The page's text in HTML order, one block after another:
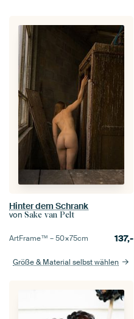
Hinter dem Schrank
von Sake van Pelt
ArtFrame™ –50×75cm 137,-
Größe & Material selbst wählen